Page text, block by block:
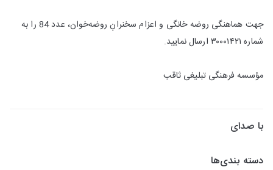
جهت هماهنگی روضه خانگی و اعزام سخنرانِ روضه‌‎خوان، عدد 84 را به
شماره ۳٠٠٠۱۴۲۱ ارسال نمایید.
مؤسسه فرهنگی تبلیغی ثاقب
با صدای
دسته بندی‌ها